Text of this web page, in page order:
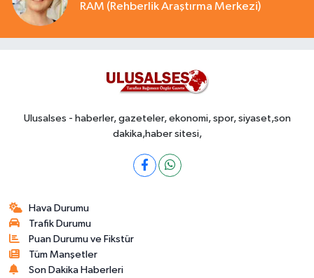
RAM (Rehberlik Araştırma Merkezi)
Ulusalses - haberler, gazeteler, ekonomi, spor, siyaset,son
dakika,haber sitesi,
Hava Durumu
Trafik Durumu
Puan Durumu ve Fikstür
Tüm Manşetler
Son Dakika Haberleri